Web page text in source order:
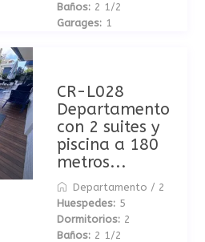
Baños: 2 1/2
Garages: 1
CR-L028
Departamento
con 2 suites y
piscina a 180
metros...
Departamento / 2
Huespedes: 5
Dormitorios: 2
Baños: 2 1/2